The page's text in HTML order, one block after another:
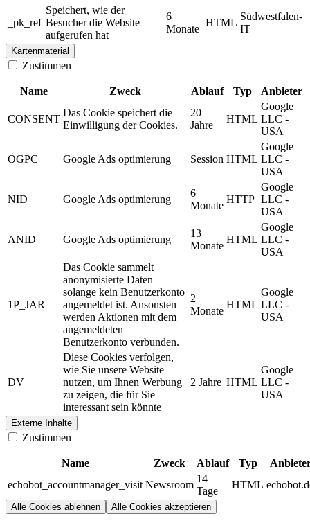
_pk_ref
Speichert, wie der
Besucher die Website
aufgerufen hat
6
Monate
HTML
Südwestfalen-
IT
Kartenmaterial
Zustimmen
Name Zweck Ablauf Typ Anbieter
CONSENT
Das Cookie speichert die
Einwilligung der Cookies.
20
Jahre
HTML
Google
LLC -
USA
OGPC Google Ads optimierung Session HTML
Google
LLC -
USA
NID Google Ads optimierung
6
Monate
HTTP
Google
LLC -
USA
ANID Google Ads optimierung
13
Monate
HTML
Google
LLC -
USA
1P_JAR
Das Cookie sammelt
anonymisierte Daten
solange kein Benutzerkonto
angemeldet ist. Ansonsten
werden Aktionen mit dem
angemeldeten
Benutzerkonto verbunden.
2
Monate
HTML
Google
LLC -
USA
DV
Diese Cookies verfolgen,
wie Sie unsere Website
nutzen, um Ihnen Werbung
zu zeigen, die für Sie
interessant sein könnte
2 Jahre HTML
Google
LLC -
USA
Externe Inhalte
Zustimmen
Name Zweck Ablauf Typ
echobot_accountmanager_visit Newsroom
14
Tage
HTML
Alle Cookies ablehnen Alle Cookies akzeptieren